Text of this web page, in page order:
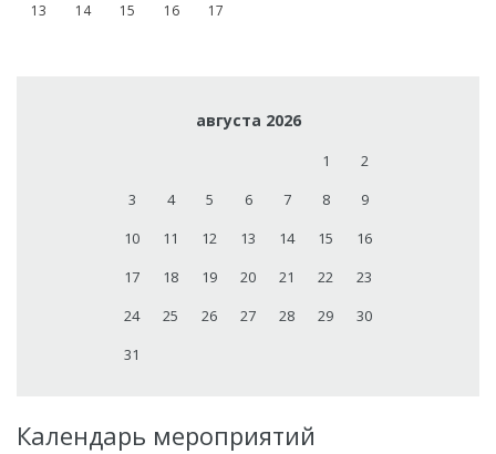
13 14 15 16 17
августа 2026
1
2
3
4 5 6 7 8
9
10
11 12 13 14 15
16
17
18 19 20 21 22
23
24
25 26 27 28 29
30
31
Календарь мероприятий